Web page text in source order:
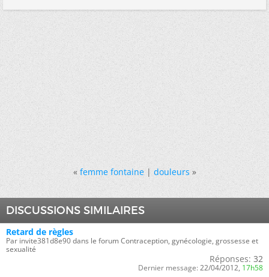
« femme fontaine|douleurs »
DISCUSSIONS SIMILAIRES
Retard de règles
Par invite381d8e90 dans le forum Contraception, gynécologie, grossesse et
sexualité
Réponses: 32
Dernier message: 22/04/2012, 17h58